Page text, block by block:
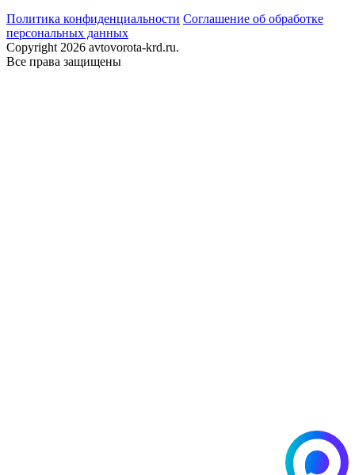
Политика конфиденциальности Соглашение об обработке
персональных данных
Copyright 2026 avtovorota-krd.ru.
Все права защищены